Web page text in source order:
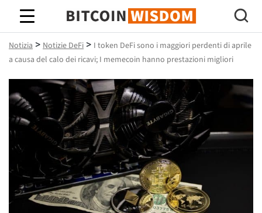
Saggezza Bitcoin
Notizia > Notizie DeFi > I token DeFi sono i maggiori perdenti di aprile
a causa del calo dei ricavi; I memecoin hanno prestazioni migliori